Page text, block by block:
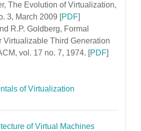
The Evolution of Virtualization,
3, March 2009 [PDF]
R.P. Goldberg, Formal
Virtualizable Third Generation
vol. 17 no. 7, 1974. [PDF]
of Virtualization
of Virtual Machines